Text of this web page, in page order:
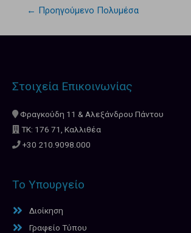
← Προηγούμενο Πολυμέσα
Στοιχεία Επικοινωνίας
Φραγκούδη 11 & Αλεξάνδρου Πάντου
ΤΚ: 176 71, Καλλιθέα
+30 210.9098.000
Το Υπουργείο
Διοίκηση
Γραφείο Τύπου